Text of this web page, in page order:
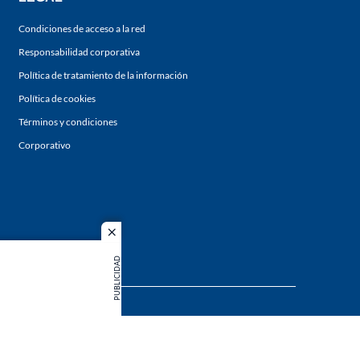
close
PUBLICIDAD
Condiciones de acceso a la red
Responsabilidad corporativa
Política de tratamiento de la información
Política de cookies
Términos y condiciones
Corporativo